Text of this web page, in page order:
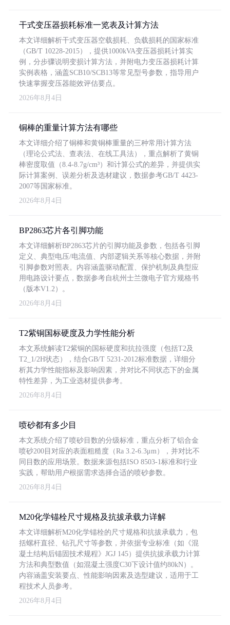
干式变压器损耗标准一览表及计算方法
本文详细解析干式变压器空载损耗、负载损耗的国家标准
（GB/T 10228-2015），提供1000kVA变压器损耗计算实
例，分步骤说明变损计算方法，并附电力变压器损耗计算
实例表格，涵盖SCB10/SCB13等常见型号参数，指导用户
快速掌握变压器能效评估要点。
2026年8月4日
铜棒的重量计算方法有哪些
本文详细介绍了铜棒和黄铜棒重量的三种常用计算方法
（理论公式法、查表法、在线工具法），重点解析了黄铜
棒密度取值（8.4-8.7g/cm³）和计算公式的差异，并提供实
际计算案例、误差分析及选材建议，数据参考GB/T 4423-
2007等国家标准。
2026年8月4日
BP2863芯片各引脚功能
本文详细解析BP2863芯片的引脚功能及参数，包括各引脚
定义、典型电压/电流值、内部逻辑关系等核心数据，并附
引脚参数对照表。内容涵盖驱动配置、保护机制及典型应
用电路设计要点，数据参考自杭州士兰微电子官方规格书
（版本V1.2）。
2026年8月4日
T2紫铜国标硬度及力学性能分析
本文系统解读T2紫铜的国标硬度和抗拉强度（包括T2及
T2_1/2H状态），结合GB/T 5231-2012标准数据，详细分
析其力学性能指标及影响因素，并对比不同状态下的金属
特性差异，为工业选材提供参考。
2026年8月4日
喷砂都有多少目
本文系统介绍了喷砂目数的分级标准，重点分析了铝合金
喷砂200目对应的表面粗糙度（Ra 3.2-6.3μm），并对比不
同目数的应用场景。数据来源包括ISO 8503-1标准和行业
实践，帮助用户根据需求选择合适的喷砂参数。
2026年8月4日
M20化学锚栓尺寸规格及抗拔承载力详解
本文详细解析M20化学锚栓的尺寸规格和抗拔承载力，包
括螺杆直径、钻孔尺寸等参数，并依据专业标准（如《混
凝土结构后锚固技术规程》JGJ 145）提供抗拔承载力计算
方法和典型数值（如混凝土强度C30下设计值约80kN）。
内容涵盖安装要点、性能影响因素及选型建议，适用于工
程技术人员参考。
2026年8月4日